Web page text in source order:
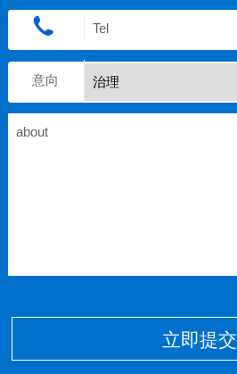
意向
立即提交